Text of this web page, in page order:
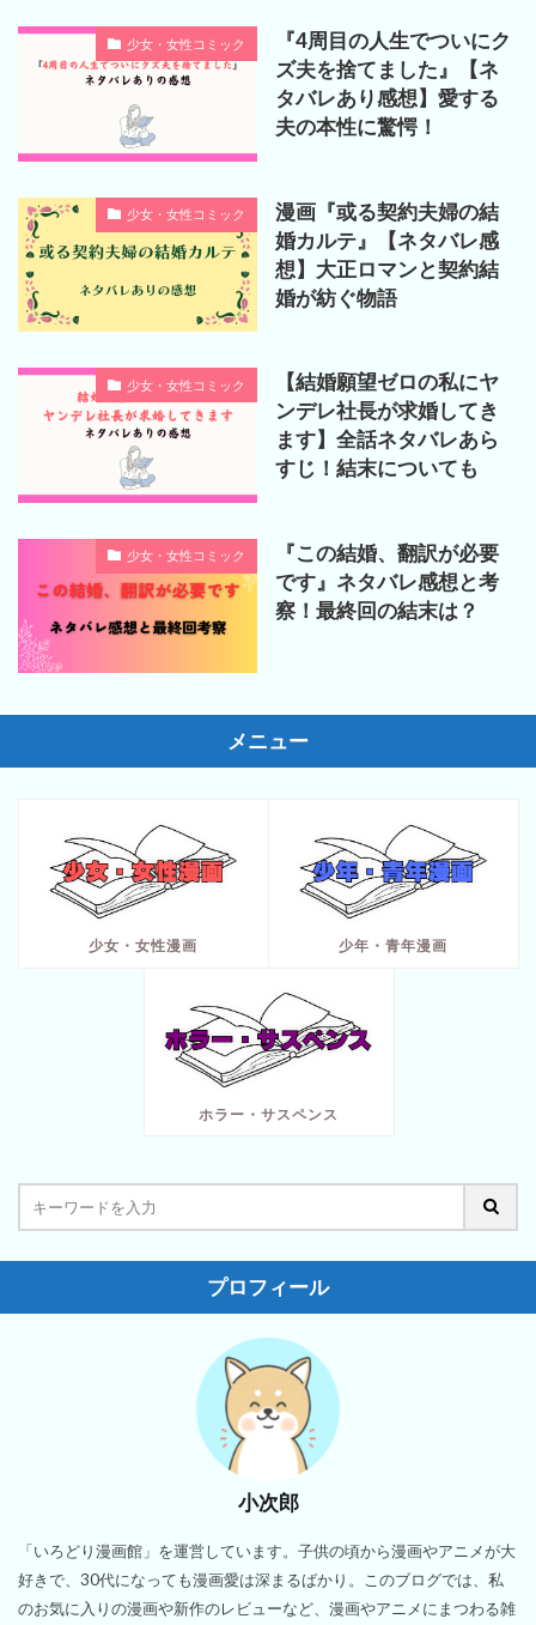
少女・女性コミック
『4周目の人生でついにク
ズ夫を捨てました』【ネ
タバレあり感想】愛する
夫の本性に驚愕！
少女・女性コミック
漫画『或る契約夫婦の結
婚カルテ』【ネタバレ感
想】大正ロマンと契約結
婚が紡ぐ物語
少女・女性コミック
【結婚願望ゼロの私にヤ
ンデレ社長が求婚してき
ます】全話ネタバレあら
すじ！結末についても
少女・女性コミック
『この結婚、翻訳が必要
です』ネタバレ感想と考
察！最終回の結末は？
メニュー
少女・女性漫画 少年・青年漫画
ホラー・サスペンス
プロフィール
小次郎
「いろどり漫画館」を運営しています。子供の頃から漫画やアニメが大
好きで、30代になっても漫画愛は深まるばかり。このブログでは、私
のお気に入りの漫画や新作のレビューなど、漫画やアニメにまつわる雑